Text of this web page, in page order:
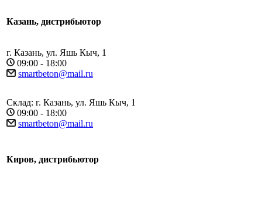
Казань, дистрибьютор
г. Казань, ул. Яшь Кыч, 1
09:00 - 18:00
smartbeton@mail.ru
Склад: г. Казань, ул. Яшь Кыч, 1
09:00 - 18:00
smartbeton@mail.ru
Киров, дистрибьютор